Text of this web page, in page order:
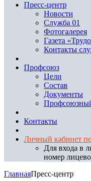
Пресс-центр
Новости
Служба 01
Фотогалерея
Газета
Контакты
Профсоюз
Цели
Состав
Документы
Контакты
Личный кабинет
Для входа в
номер
ГлавнаяПресс-центр